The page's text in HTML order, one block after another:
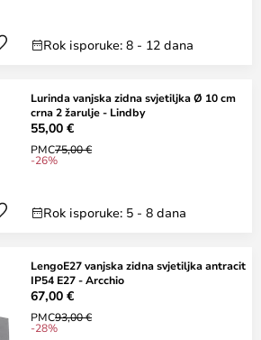
Rok isporuke: 8 - 12 dana
Lurinda vanjska zidna svjetiljka Ø 10 cm
crna 2 žarulje - Lindby
55,00 €
PMC75,00 €
-26%
Rok isporuke: 5 - 8 dana
LengoE27 vanjska zidna svjetiljka antracit
IP54 E27 - Arcchio
67,00 €
PMC93,00 €
-28%